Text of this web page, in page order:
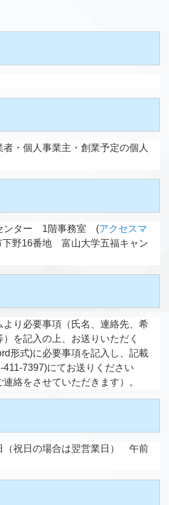
・個人事業主・創業予定の個人
ンター 1階事務室 (アクセスマ
下野16番地 富山大学五福キャン
より必要事項（氏名、連絡先、希
を記入の上、お送りいただく
形式)に必要事項を記入し、記載
7397)にてお送りください
連絡をさせていただきます）。
（祝日の場合は翌営業日） 午前